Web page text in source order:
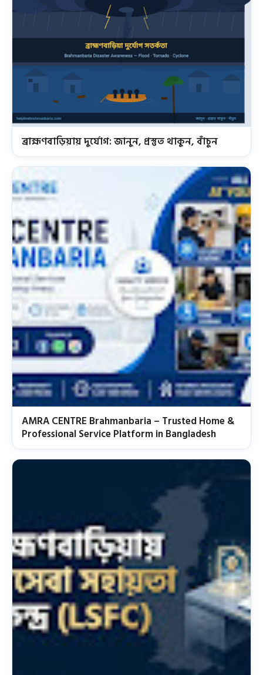
ব্রাহ্মণবাড়িয়ায় দুর্যোগ: জানুন, প্রস্তুত থাকুন, বাঁচুন
AMRA CENTRE Brahmanbaria – Trusted Home &
Professional Service Platform in Bangladesh